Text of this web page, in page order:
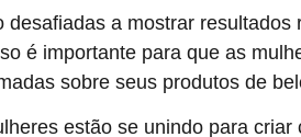
desafiadas a mostrar
é importante para que as
sobre seus produtos de
estão se unindo para